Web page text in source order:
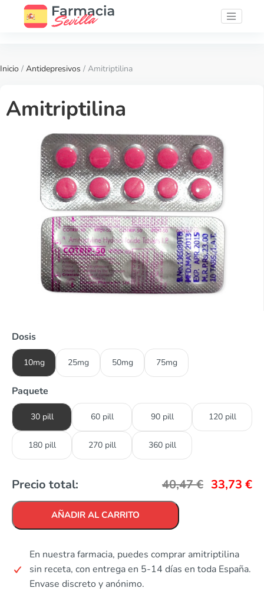
Inicio / Antidepresivos / Amitriptilina
Amitriptilina
Dosis
10mg 25mg 50mg 75mg
Paquete
30 pill 60 pill 90 pill 120 pill
180 pill 270 pill 360 pill
Precio total: 40,47€ 33,73 €
AÑADIR AL CARRITO
En nuestra farmacia, puedes comprar amitriptilina
sin receta, con entrega en 5-14 días en toda España.
Envase discreto y anónimo.